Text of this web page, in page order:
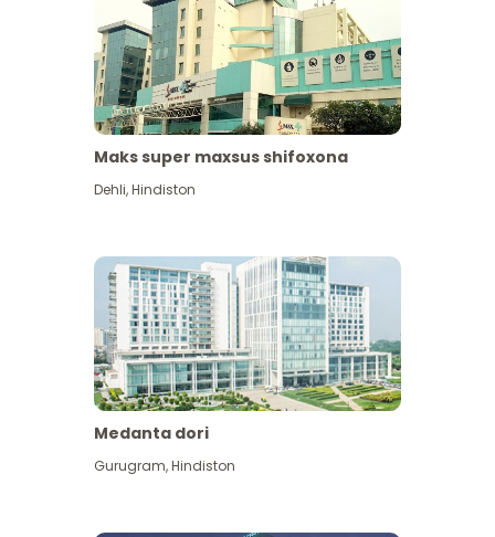
Maks super maxsus shifoxona
Dehli,Hindiston
Medanta dori
Gurugram,Hindiston